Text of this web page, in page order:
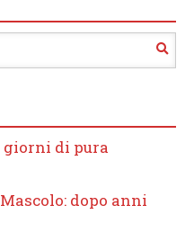
giorni di pura
dopo anni